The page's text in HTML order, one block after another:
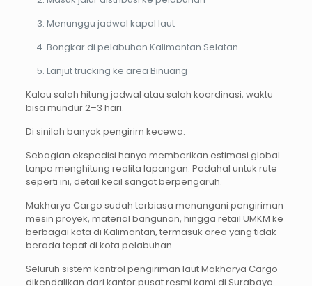
Menunggu jadwal kapal laut
Bongkar di pelabuhan Kalimantan Selatan
Lanjut trucking ke area Binuang
Kalau salah hitung jadwal atau salah koordinasi, waktu
bisa mundur 2–3 hari.
Di sinilah banyak pengirim kecewa.
Sebagian ekspedisi hanya memberikan estimasi global
tanpa menghitung realita lapangan. Padahal untuk rute
seperti ini, detail kecil sangat berpengaruh.
Makharya Cargo sudah terbiasa menangani pengiriman
mesin proyek, material bangunan, hingga retail UMKM ke
berbagai kota di Kalimantan, termasuk area yang tidak
berada tepat di kota pelabuhan.
Seluruh sistem kontrol pengiriman laut Makharya Cargo
dikendalikan dari kantor pusat resmi kami di Surabaya